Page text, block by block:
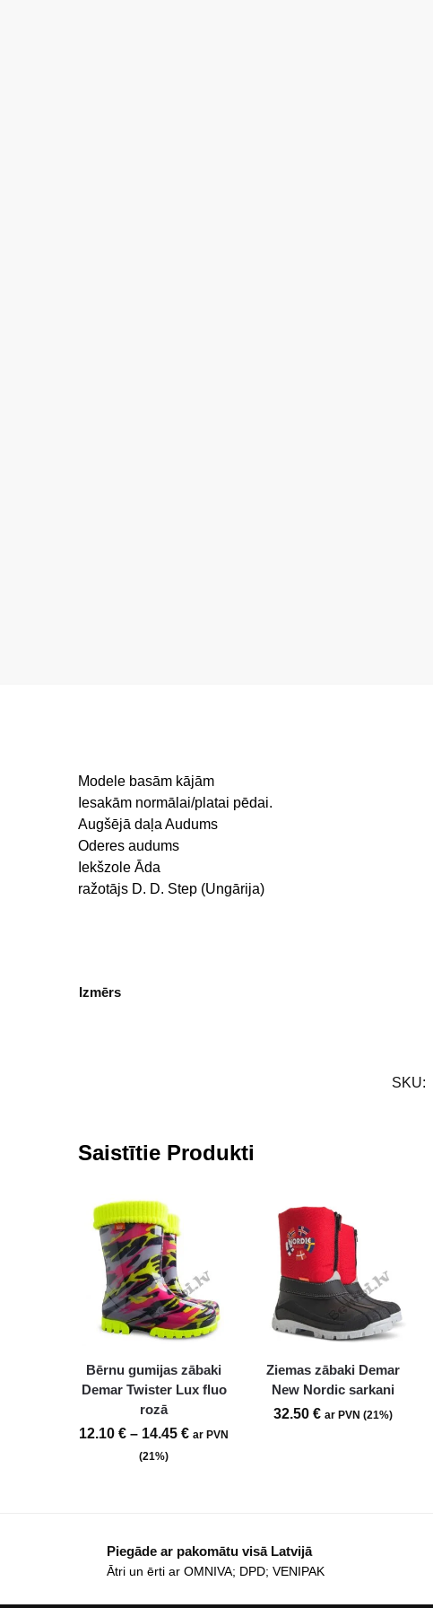
Modele basām kājām
Iesakām normālai/platai pēdai.
Augšējā daļa Audums
Oderes audums
Iekšzole Āda
ražotājs D. D. Step (Ungārija)
Izmērs
SKU:
Saistītie Produkti
Bērnu gumijas zābaki
Demar Twister Lux fluo
rozā
12.10€ – 14.45€ ar PVN
(21%)
Ziemas zābaki Demar
New Nordic sarkani
32.50€ ar PVN (21%)
Piegāde ar pakomātu visā Latvijā
Ātri un ērti ar OMNIVA; DPD; VENIPAK